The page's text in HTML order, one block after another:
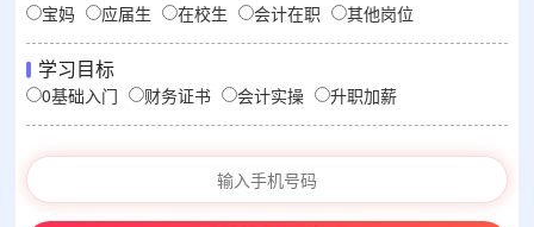
宝妈 应届生 在校生 会计在职 其他岗位
学习目标
0基础入门 财务证书 会计实操 升职加薪